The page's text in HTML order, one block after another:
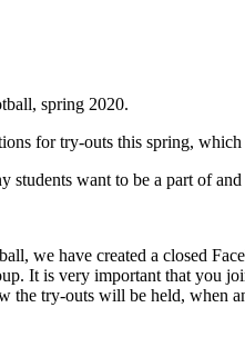
spring 2020.
for try-outs this spring, which
students want to be a part of
we have created a closed
It is very important that you
the try-outs will be held, when